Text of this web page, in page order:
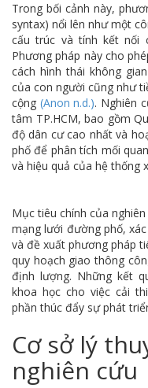
Trong bối cảnh này,
syntax) nổi lên như một
cấu trúc và tính kết nối
Phương pháp này cho
cách hình thái không
của con người cũng như
cộng (Anon n.d.). Nghiên
tâm TP.HCM, bao gồm
độ dân cư cao nhất và
phố để phân tích mối
và hiệu quả của hệ thống
Mục tiêu chính của
mạng lưới đường phố,
và đề xuất phương pháp
quy hoạch giao thông
định lượng. Những kết
khoa học cho việc cải
phần thúc đẩy sự phát
Cơ sở lý
nghiên cứu